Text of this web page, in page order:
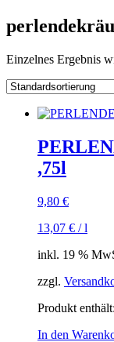
Einzelnes Ergebnis
,75l
9,80 €
13,07 € /l
inkl. 19 %
zzgl.
Produkt
In den